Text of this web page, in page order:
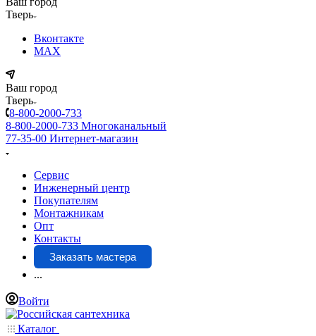
Тверь
Вконтакте
MAX
Ваш город
Тверь
8-800-2000-733
8-800-2000-733 Многоканальный
77-35-00 Интернет-магазин
Сервис
Инженерный центр
Покупателям
Монтажникам
Опт
Контакты
Заказать мастера
...
Войти
Каталог